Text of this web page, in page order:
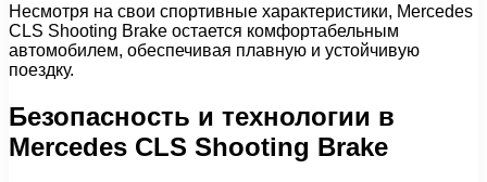
Несмотря на свои спортивные характеристики, Mercedes
CLS Shooting Brake остается комфортабельным
автомобилем, обеспечивая плавную и устойчивую
поездку.
Безопасность и технологии в
Mercedes CLS Shooting Brake